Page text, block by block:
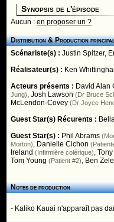
Synopsis de l'épisode
Aucun :en proposer un ?
Distribution & Production
Scénariste(s) :Justin Spitzer,
Réalisateur(s) : Ken
Acteurs présents : David Alan
Jung),Josh Lawson (Dr Bruce
McLendon-Covey (Dr Joyce
Guest Star(s) Récurents :
Guest Star(s) : Phil Abrams
Morton), Danielle Cichon
Ireland (Infirmière colérique),
Tom Young (Patient #2), Ben
Notes de production
- Kaliko Kauai n'apparaît pas